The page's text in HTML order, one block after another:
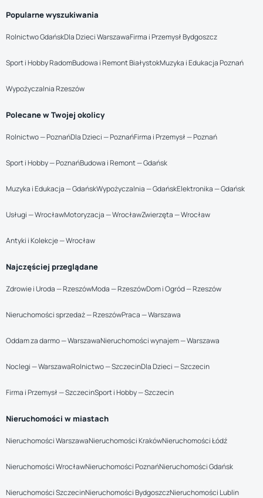
Popularne wyszukiwania
Rolnictwo GdańskDla Dzieci WarszawaFirma i Przemysł Bydgoszcz
Sport i Hobby RadomBudowa i Remont BiałystokMuzyka i Edukacja Poznań
Wypożyczalnia Rzeszów
Polecane w Twojej okolicy
Rolnictwo — PoznańDla Dzieci — PoznańFirma i Przemysł — Poznań
Sport i Hobby — PoznańBudowa i Remont — Gdańsk
Muzyka i Edukacja — GdańskWypożyczalnia — GdańskElektronika — Gdańsk
Usługi — WrocławMotoryzacja — WrocławZwierzęta — Wrocław
Antyki i Kolekcje — Wrocław
Najczęściej przeglądane
Zdrowie i Uroda — RzeszówModa — RzeszówDom i Ogród — Rzeszów
Nieruchomości sprzedaż — RzeszówPraca — Warszawa
Oddam za darmo — WarszawaNieruchomości wynajem — Warszawa
Noclegi — WarszawaRolnictwo — SzczecinDla Dzieci — Szczecin
Firma i Przemysł — SzczecinSport i Hobby — Szczecin
Nieruchomości w miastach
Nieruchomości WarszawaNieruchomości KrakówNieruchomości Łódź
Nieruchomości WrocławNieruchomości PoznańNieruchomości Gdańsk
Nieruchomości SzczecinNieruchomości BydgoszczNieruchomości Lublin